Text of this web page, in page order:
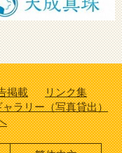
掲載
リンク集
ラリー（写真貸出）